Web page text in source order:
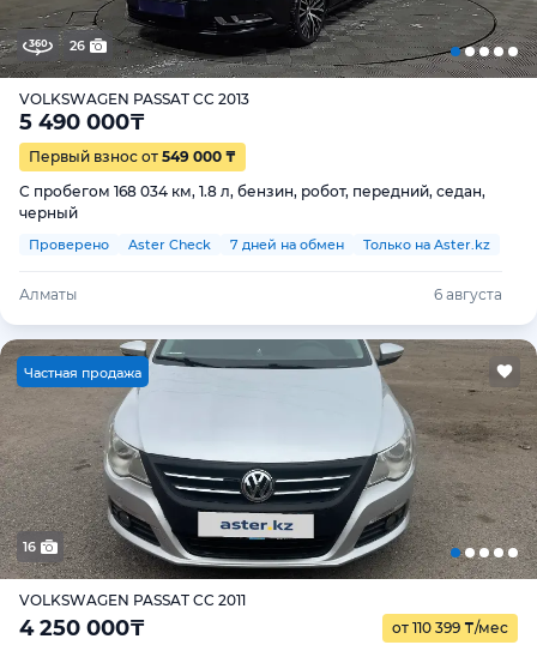
26
VOLKSWAGEN PASSAT CC 2013
5 490 000₸
Первый взнос от 549 000 ₸
С пробегом 168 034 км, 1.8 л, бензин, робот, передний, седан,
черный
Проверено Aster Check 7 дней на обмен Только на Aster.kz
Алматы 6 августа
Частная продажа
16
VOLKSWAGEN PASSAT CC 2011
4 250 000₸ от 110 399 ₸/мес